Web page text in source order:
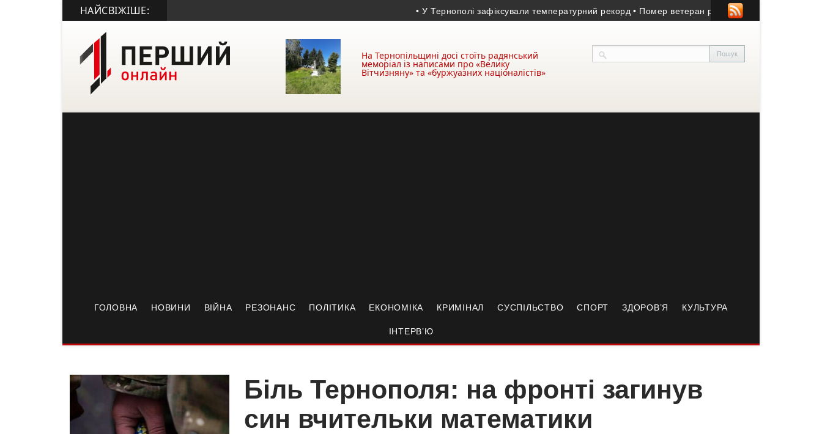
НАЙСВІЖІШЕ: • У Тернополі зафіксували температурний рекорд • Помер ветеран російсько-української війни з
На Тернопільщині досі стоїть радянський
меморіал із написами про «Велику
Вітчизняну» та «буржуазних націоналістів»
ГОЛОВНА НОВИНИ ВІЙНА РЕЗОНАНС ПОЛІТИКА ЕКОНОМІКА КРИМІНАЛ СУСПІЛЬСТВО СПОРТ ЗДОРОВ’Я КУЛЬТУРА
ІНТЕРВ’Ю
Біль Тернополя: на фронті загинув
син вчительки математики